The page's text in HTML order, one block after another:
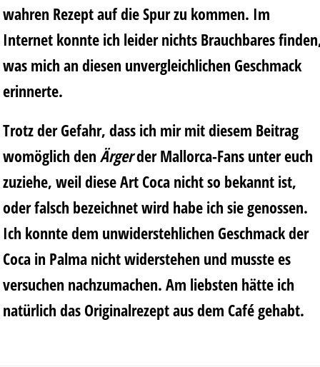
wahren Rezept auf die Spur zu kommen. Im
Internet konnte ich leider nichts Brauchbares
was mich an diesen unvergleichlichen Geschmack
erinnerte.
Trotz der Gefahr, dass ich mir mit diesem Beitrag
womöglich den Ärgerder Mallorca-Fans unter euch
zuziehe, weil diese Art Coca nicht so bekannt ist,
oder falsch bezeichnet wird habe ich sie genossen.
Ich konnte dem unwiderstehlichen Geschmack der
Coca in Palma nicht widerstehen und musste es
versuchen nachzumachen. Am liebsten hätte ich
natürlich das Originalrezept aus dem Café gehabt.